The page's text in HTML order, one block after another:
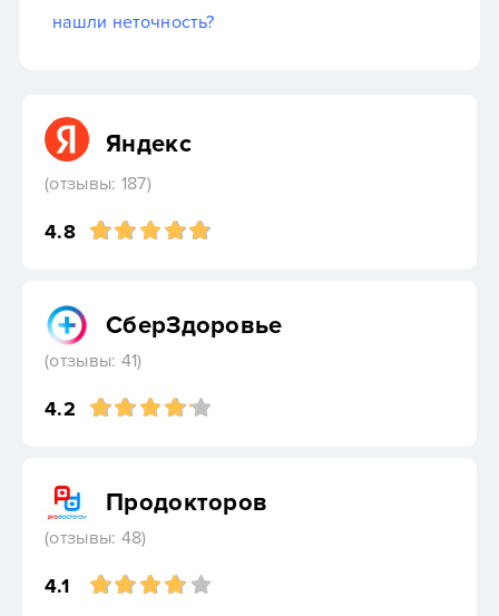
нашли неточность?
Яндекс
(отзывы: 187)
4.8
СберЗдоровье
(отзывы: 41)
4.2
Продокторов
(отзывы: 48)
4.1